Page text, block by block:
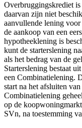
Overbruggingskrediet
daarvan zijn niet
aanvullende lening
de aankoop van een
hypotheeklening is
kunt de starterslening
als het bedrag van de
Starterslening bestaat
een Combinatielening.
start na het afsluiten
Combinatielening
op de
SVn, na toestemming